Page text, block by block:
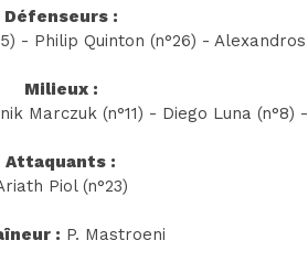
Défenseurs :
- Philip Quinton (n°26) -
Milieux :
Marczuk (n°11) - Diego Luna (n°8)
Attaquants :
Piol (n°23)
: P. Mastroeni